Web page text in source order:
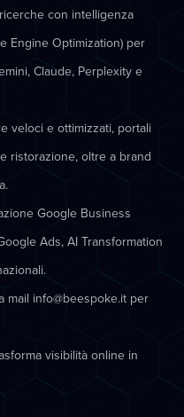
con intelligenza
Engine Optimization) per
Claude, Perplexity e
veloci e ottimizzati, portali
ristorazione, oltre a brand
Google Business
Ads, AI Transformation
mail info@beespoke.it per
visibilità online in